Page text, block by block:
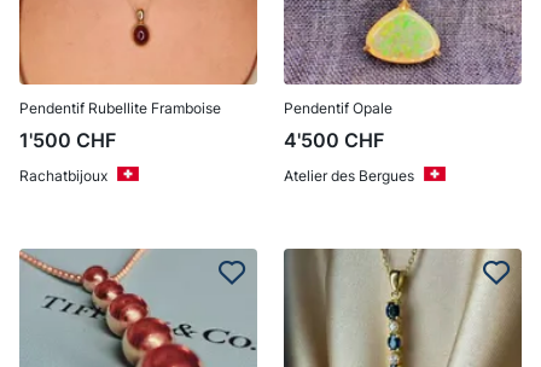
Pendentif Rubellite Framboise
1'500 CHF
Rachatbijoux
Pendentif Opale
4'500 CHF
Atelier des Bergues